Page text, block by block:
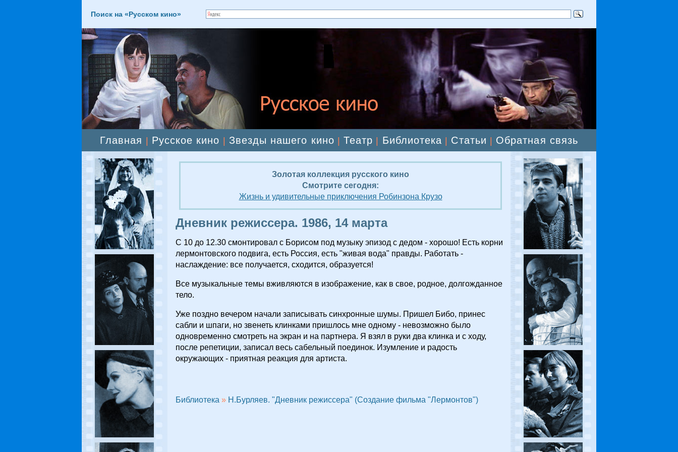
Поиск на «Русском кино»
Главная Русское кино Звезды нашего кино |Театр Библиотека Статьи Обратная связь
Золотая коллекция русского кино
Смотрите сегодня:
Жизнь и удивительные приключения Робинзона Крузо
Дневник режиссера. 1986, 14 марта
С 10 до 12.30 смонтировал с Борисом под музыку эпизод с дедом - хорошо! Есть корни
лермонтовского подвига, есть Россия, есть "живая вода" правды. Работать -
наслаждение: все получается, сходится, образуется!
Все музыкальные темы вживляются в изображение, как в свое, родное, долгожданное
тело.
Уже поздно вечером начали записывать синхронные шумы. Пришел Бибо, принес
сабли и шпаги, но звенеть клинками пришлось мне одному - невозможно было
одновременно смотреть на экран и на партнера. Я взял в руки два клинка и с ходу,
после репетиции, записал весь сабельный поединок. Изумление и радость
окружающих - приятная реакция для артиста.
Библиотека » Н.Бурляев. "Дневник режиссера" (Создание фильма "Лермонтов")